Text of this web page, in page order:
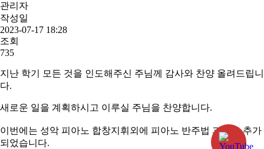
관리자
작성일
2023-07-17 18:28
조회
735
지난 학기 모든 것을 인도해주신 주님께 감사와 찬양 올려드립니
다.
새로운 일을 계획하시고 이루실 주님을 찬양합니다.
이번에는 성악 피아노 합창지휘외에 피아노 반주법 과정도 추가
되었습니다.